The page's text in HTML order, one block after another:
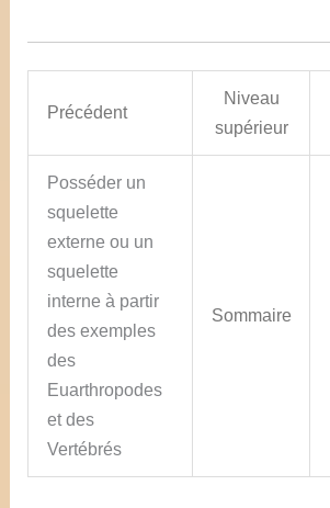
Précédent
Niveau
supérieur
Posséder un
squelette
externe ou un
squelette
interne à partir
des exemples
des
Euarthropodes
et des
Vertébrés
Sommaire